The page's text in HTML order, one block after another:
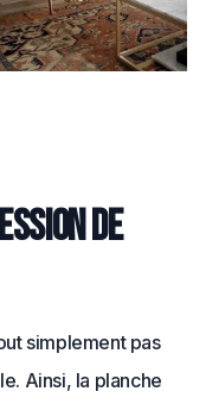
de
simplement pas
Ainsi, la planche